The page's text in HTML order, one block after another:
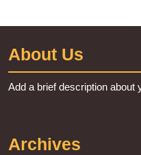
About Us
Add a brief description about
Archives